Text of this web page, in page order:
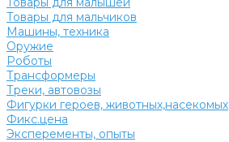
Товары для мальчиков
Машины, техника
Оружие
Роботы
Трансформеры
Треки, автовозы
Фигурки героев, животных,насекомых
Фикс.цена
Эксперементы, опыты